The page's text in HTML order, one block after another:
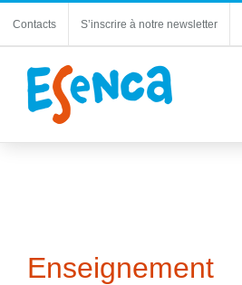
Contacts S’inscrire à notre newsletter
Enseignement